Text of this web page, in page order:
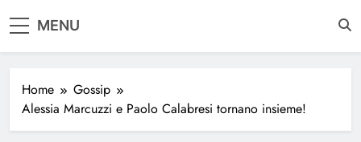
MENU
Home
Gossip
Alessia Marcuzzi e Paolo Calabresi tornano insieme!